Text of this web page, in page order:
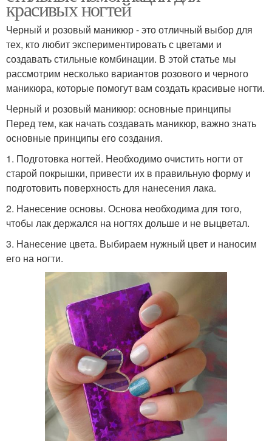
красивых ногтей
Черный и розовый маникюр - это отличный выбор для
тех, кто любит экспериментировать с цветами и
создавать стильные комбинации. В этой статье мы
рассмотрим несколько вариантов розового и черного
маникюра, которые помогут вам создать красивые ногти.
Черный и розовый маникюр: основные принципы
Перед тем, как начать создавать маникюр, важно знать
основные принципы его создания.
1. Подготовка ногтей. Необходимо очистить ногти от
старой покрышки, привести их в правильную форму и
подготовить поверхность для нанесения лака.
2. Нанесение основы. Основа необходима для того,
чтобы лак держался на ногтях дольше и не выцветал.
3. Нанесение цвета. Выбираем нужный цвет и наносим
его на ногти.